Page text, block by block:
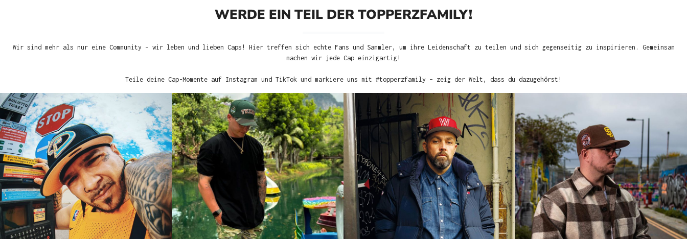
WERDE EIN TEIL DER TOPPERZFAMILY!
Wir sind mehr als nur eine Community – wir leben und lieben Caps! Hier treffen sich echte Fans und Sammler, um ihre Leidenschaft zu teilen und sich gegenseitig zu inspirieren. Gemeinsam
machen wir jede Cap einzigartig!
Teile deine Cap-Momente auf Instagram und TikTok und markiere uns mit #topperzfamily – zeig der Welt, dass du dazugehörst!